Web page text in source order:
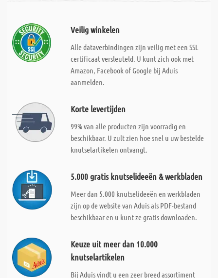
Veilig winkelen
Alle dataverbindingen zijn veilig met een SSL
certificaat versleuteld. U kunt zich ook met
Amazon, Facebook of Google bij Aduis
aanmelden.
Korte levertijden
99% van alle producten zijn voorradig en
beschikbaar. U zult zien hoe snel u uw bestelde
knutselartikelen ontvangt.
5.000 gratis knutselideeën & werkbladen
Meer dan 5.000 knutselideeën en werkbladen
zijn op de website van Aduis als PDF-bestand
beschikbaar en u kunt ze gratis downloaden.
Keuze uit meer dan 10.000
knutselartikelen
Bij Aduis vindt u een zeer breed assortiment